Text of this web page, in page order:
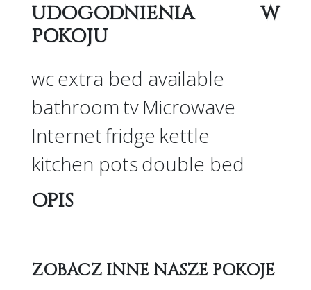
UDOGODNIENIAW
POKOJU
wcextra bed available
bathroomtvMicrowave
Internetfridge kettle
kitchen potsdouble bed
OPIS
ZOBACZ INNE NASZE POKOJE